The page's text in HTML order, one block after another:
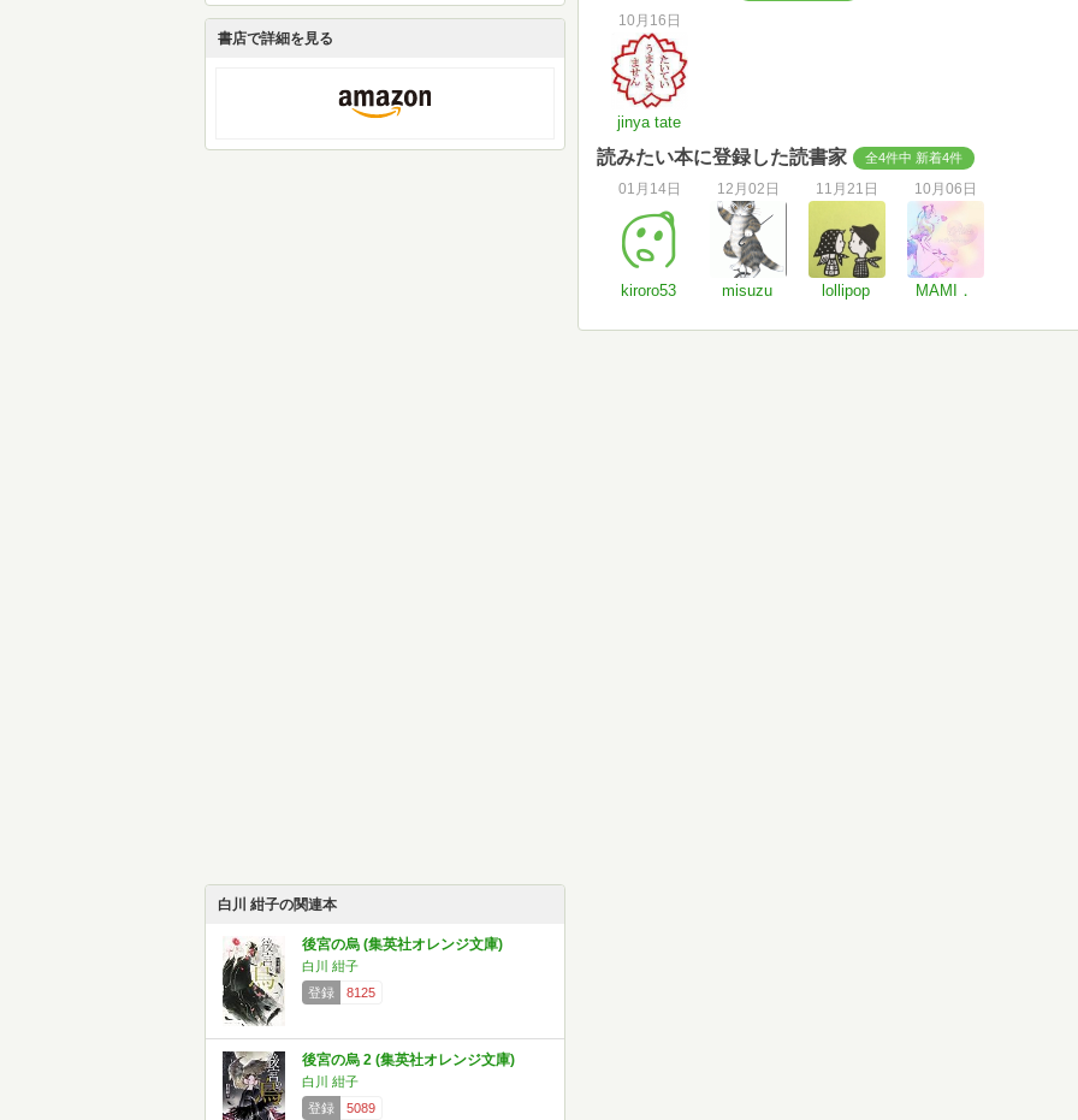
書店で詳細を見る
白川 紺子の関連本
後宮の烏 (集英社オレンジ文庫)
白川 紺子
登録
8125
後宮の烏 2 (集英社オレンジ文庫)
白川 紺子
登録
5089
10月16日
jinya tate
読みたい本に登録した読書家 全4件中 新着4件
01月14日
kiroro53
12月02日
misuzu
11月21日
lollipop
10月06日
MAMI．